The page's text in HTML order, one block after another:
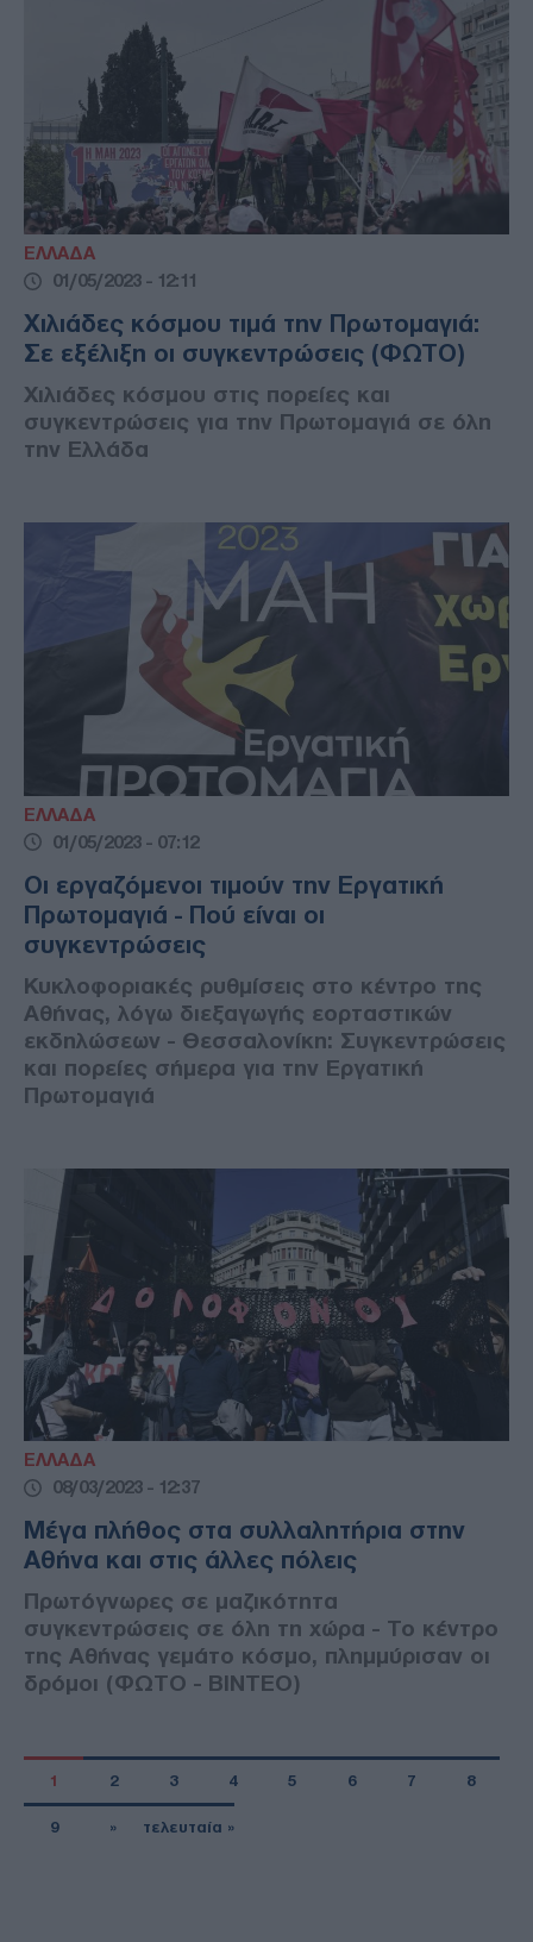
ΕΛΛΑΔΑ
01/05/2023 - 12:11
Χιλιάδες κόσμου τιμά την Πρωτομαγιά:
Σε εξέλιξη οι συγκεντρώσεις (ΦΩΤΟ)
Χιλιάδες κόσμου στις πορείες και
συγκεντρώσεις για την Πρωτομαγιά σε όλη
την Ελλάδα
ΕΛΛΑΔΑ
01/05/2023 - 07:12
Οι εργαζόμενοι τιμούν την Εργατική
Πρωτομαγιά - Πού είναι οι
συγκεντρώσεις
Κυκλοφοριακές ρυθμίσεις στο κέντρο της
Αθήνας, λόγω διεξαγωγής εορταστικών
εκδηλώσεων - Θεσσαλονίκη: Συγκεντρώσεις
και πορείες σήμερα για την Εργατική
Πρωτομαγιά
ΕΛΛΑΔΑ
08/03/2023 - 12:37
Μέγα πλήθος στα συλλαλητήρια στην
Αθήνα και στις άλλες πόλεις
Πρωτόγνωρες σε μαζικότητα
συγκεντρώσεις σε όλη τη χώρα - Το κέντρο
της Αθήνας γεμάτο κόσμο, πλημμύρισαν οι
δρόμοι (ΦΩΤΟ - BINTEO)
1 2 3 4 5 6 7 8
9 » τελευταία »